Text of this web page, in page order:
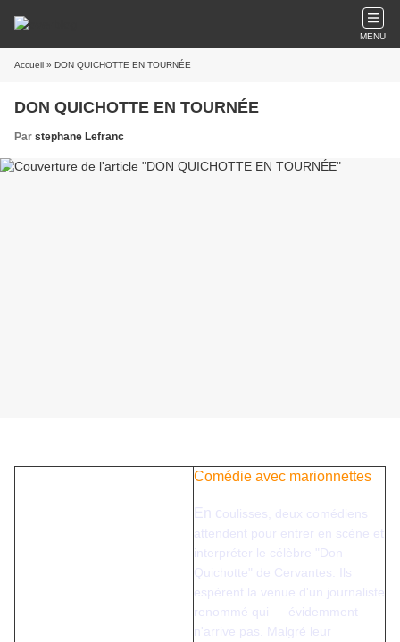
MENU
Accueil » DON QUICHOTTE EN TOURNÉE
DON QUICHOTTE EN TOURNÉE
Par stephane Lefranc
Comédie avec marionnettes
En coulisses, deux comédiens
attendent pour entrer en scène et
interpréter le célèbre "Don
Quichotte" de Cervantes. Ils
espèrent la venue d'un journaliste
renommé qui — évidemment —
n'arrive pas. Malgré leur